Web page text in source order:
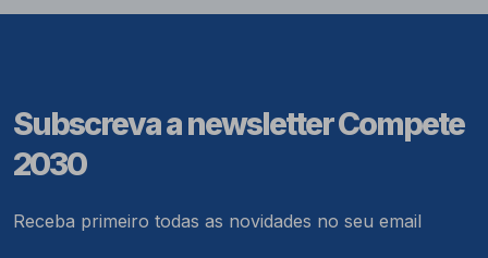
Subscreva a newsletter Compete
2030
Receba primeiro todas as novidades no seu email